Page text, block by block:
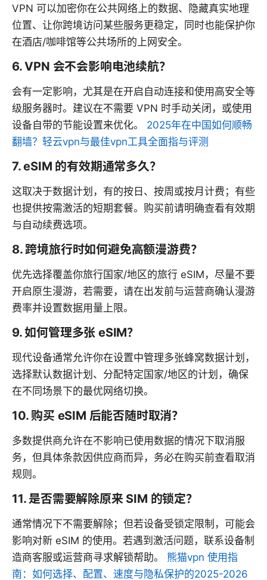
VPN 可以加密你在公共网络上的数据、隐藏真实地理
位置、让你跨境访问某些服务更稳定，同时也能保护你
在酒店/咖啡馆等公共场所的上网安全。
6. VPN 会不会影响电池续航？
会有一定影响，尤其是在开启自动连接和使用高安全等
级服务器时。建议在不需要 VPN 时手动关闭，或使用
设备自带的节能设置来优化。 2025年在中国如何顺畅
翻墙？轻云vpn与最佳vpn工具全面指与评测
7. eSIM 的有效期通常多久？
这取决于数据计划，有的按日、按周或按月计费；有些
也提供按需激活的短期套餐。购买前请明确查看有效期
与自动续费选项。
8. 跨境旅行时如何避免高额漫游费？
优先选择覆盖你旅行国家/地区的旅行 eSIM，尽量不要
开启原生漫游，若需要，请在出发前与运营商确认漫游
费率并设置数据用量上限。
9. 如何管理多张 eSIM？
现代设备通常允许你在设置中管理多张蜂窝数据计划，
选择默认数据计划、分配特定国家/地区的计划，确保
在不同场景下的最优网络切换。
10. 购买 eSIM 后能否随时取消？
多数提供商允许在不影响已使用数据的情况下取消服
务，但具体条款因供应商而异，务必在购买前查看取消
规则。
11. 是否需要解除原来 SIM 的锁定？
通常情况下不需要解除；但若设备受锁定限制，可能会
影响对新 eSIM 的使用。若遇到激活问题，联系设备制
造商客服或运营商寻求解锁帮助。 熊猫vpn 使用指
南：如何选择、配置、速度与隐私保护的2025-2026